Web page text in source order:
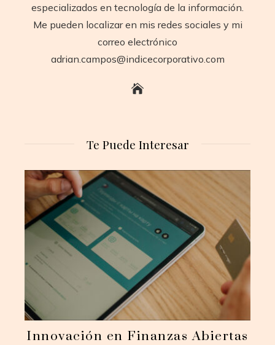
especializados en tecnología de la información.
Me pueden localizar en mis redes sociales y mi
correo electrónico
adrian.campos@indicecorporativo.com
Te Puede Interesar
Innovación en Finanzas Abiertas